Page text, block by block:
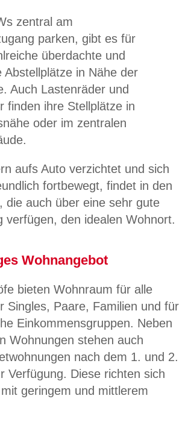
zentral am
parken, gibt es für
überdachte und
Abstellplätze in Nähe der
Auch Lastenräder und
finden ihre Stellplätze in
oder im zentralen
aufs Auto verzichtet und sich
fortbewegt, findet in den
die auch über eine sehr gute
verfügen, den idealen Wohnort.
Wohnangebot
bieten Wohnraum für alle
Singles, Paare, Familien und für
Einkommensgruppen. Neben
Wohnungen stehen auch
nach dem 1. und 2.
Verfügung. Diese richten sich
geringem und mittlerem